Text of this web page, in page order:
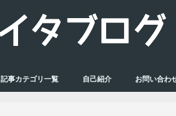
記事カテゴリ一覧 自己紹介 お問い合わ